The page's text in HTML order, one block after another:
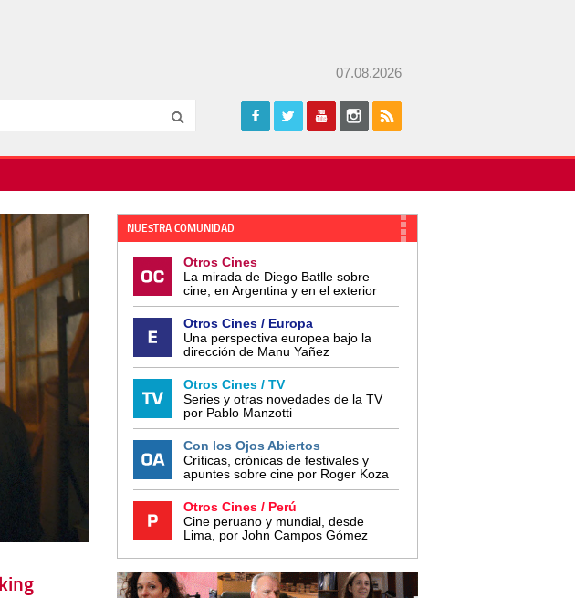
07.08.2026
NUESTRA COMUNIDAD
Otros Cines
La mirada de Diego Batlle sobre
cine, en Argentina y en el exterior
Otros Cines / Europa
Una perspectiva europea bajo la
dirección de Manu Yañez
Otros Cines / TV
Series y otras novedades de la TV
por Pablo Manzotti
Con los Ojos Abiertos
Críticas, crónicas de festivales y
apuntes sobre cine por Roger Koza
Otros Cines / Perú
Cine peruano y mundial, desde
Lima, por John Campos Gómez